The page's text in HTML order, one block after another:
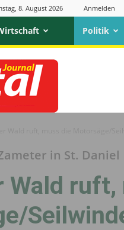
8. August 2026 Anmelden
Politik
in St. Daniel
Wald